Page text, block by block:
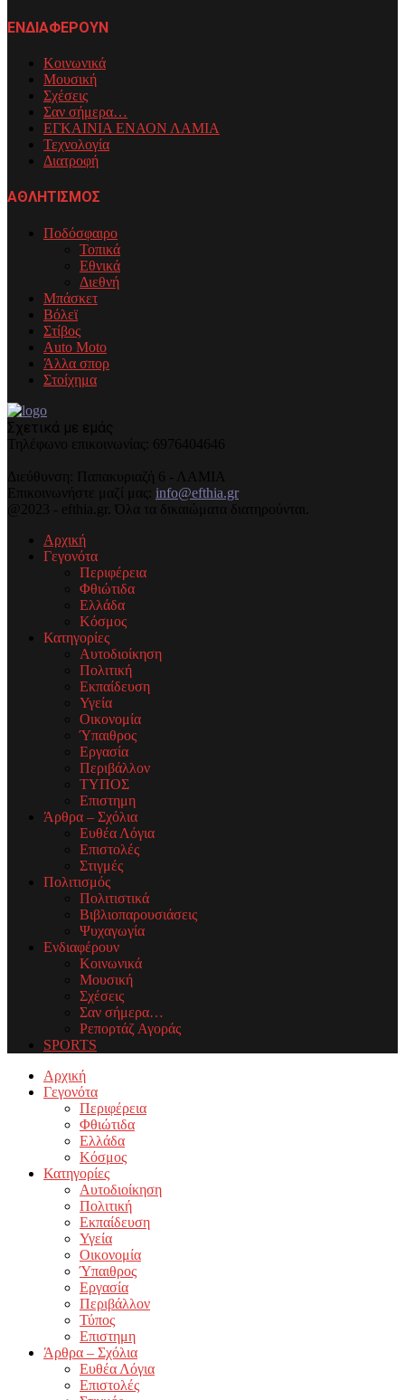
ΕΝΔΙΑΦΕΡΟΥΝ
Κοινωνικά
Μουσική
Σχέσεις
Σαν σήμερα…
ΕΓΚΑΙΝΙΑ ΕΝΑΟΝ ΛΑΜΙΑ
Τεχνολογία
Διατροφή
ΑΘΛΗΤΙΣΜΟΣ
Ποδόσφαιρο
Τοπικά
Εθνικά
Διεθνή
Μπάσκετ
Βόλεϊ
Στίβος
Auto Moto
Άλλα σπορ
Στοίχημα
Σχετικά με εμάς
Τηλέφωνo επικοινωνίας: 6976404646
Διεύθυνση: Παπακυριαζή 6 - ΛΑΜΙΑ
Επικοινωνήστε μαζί μας: info@efthia.gr
@2023 - efthia.gr. Όλα τα δικαιώματα διατηρούνται.
Αρχική
Γεγονότα
Περιφέρεια
Φθιώτιδα
Ελλάδα
Κόσμος
Κατηγορίες
Αυτοδιοίκηση
Πολιτική
Εκπαίδευση
Υγεία
Οικονομία
Ύπαιθρος
Εργασία
Περιβάλλον
ΤΥΠΟΣ
Επιστημη
Άρθρα – Σχόλια
Ευθέα Λόγια
Επιστολές
Στιγμές
Πολιτισμός
Πολιτιστικά
Βιβλιοπαρουσιάσεις
Ψυχαγωγία
Ενδιαφέρουν
Κοινωνικά
Μουσική
Σχέσεις
Σαν σήμερα…
Ρεπορτάζ Αγοράς
SPORTS
Facebook
Twitter
Instagram
Youtube
Email
Αρχική
Γεγονότα
Περιφέρεια
Φθιώτιδα
Ελλάδα
Κόσμος
Κατηγορίες
Αυτοδιοίκηση
Πολιτική
Εκπαίδευση
Υγεία
Οικονομία
Ύπαιθρος
Εργασία
Περιβάλλον
Τύπος
Επιστημη
Άρθρα – Σχόλια
Ευθέα Λόγια
Επιστολές